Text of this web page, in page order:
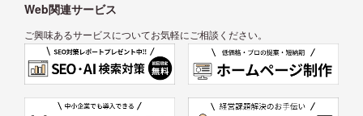
Web関連サービス
ご興味あるサービスについてお気軽にご相談ください。